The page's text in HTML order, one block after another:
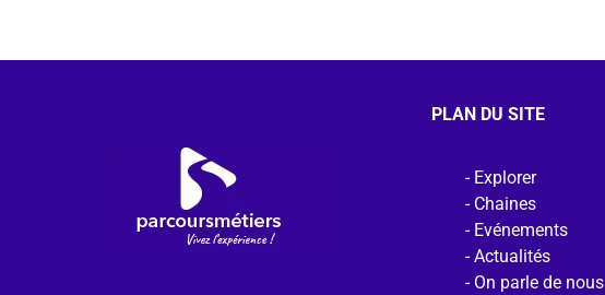
PLAN DU SITE
Explorer
Chaines
Evénements
Actualités
On parle de nous